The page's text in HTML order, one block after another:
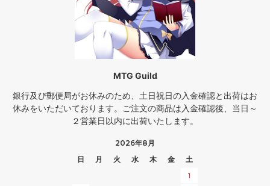
MTG Guild
銀行及び郵便局がお休みのため、土日祝日の入金確認と出荷はお
休みをいただいております。ご注文の商品は入金確認後、当日～
２営業日以内に出荷いたします。
2026年8月
日
月 火 水 木 金
土
1